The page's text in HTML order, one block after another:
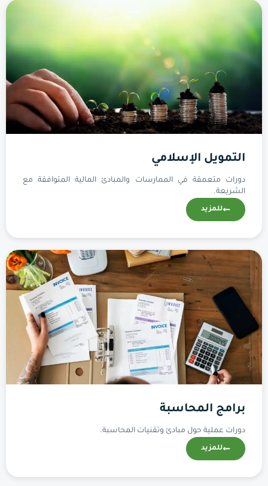
التمويل الإسلامي
دورات متعمقة في الممارسات والمبادئ المالية المتوافقة مع
الشريعة.
للمزيد
برامج المحاسبة
دورات عملية حول مبادئ وتقنيات المحاسبة.
للمزيد